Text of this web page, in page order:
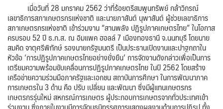
เมื่อวันที่ 28 มกราคม 2562 ว่าที่ร้อยตรีสมพูนทรัพย์ กล้าวิกรณ์
เลขาธิการสภาเกษตรกรแห่งชาติ และนายภาสันต์ นุพาสันต์ ผู้ช่วยเลขาธิการ
สภาเกษตรกรแห่งชาติ เข้าร่วมงาน “สานพลัง ปฏิรูปภาคเกษตรไทย” ในโอกาส
ครบรอบ 52 ปี ธ.ก.ส. ณ อิมแพค ฮอลล์ 7 เมืองทองธานี จ.นนทบุรี โดยนาย
สมคิด จาตุศรีพิทักษ์ รองนายกรัฐมนตรี เป็นประธานเปิดงานและปาฐกถาใน
หัวข้อ ‘การปฏิรูปภาคเกษตรไทยอย่างยั่งยืน’ การจัดงานดังกล่าวเพื่อเป็นการ
เตรียมความพร้อมขับเคลื่อนการปฏิรูปภาคเกษตรไทย ในปี 2562 โดยสร้าง
เครือข่ายความร่วมมือภาครัฐและเอกชน สถาบันการศึกษา ในการพัฒนาภาค
การเกษตรใน 3 ด้าน คือ ปรับ เปลี่ยน และพัฒนา ซึ่งมีผู้แทนเกษตรกร
เกษตรกรรุ่นใหม่ สหกรณ์การเกษตร ผู้ประกอบการเกษตรจากทั่วประเทศเข้า